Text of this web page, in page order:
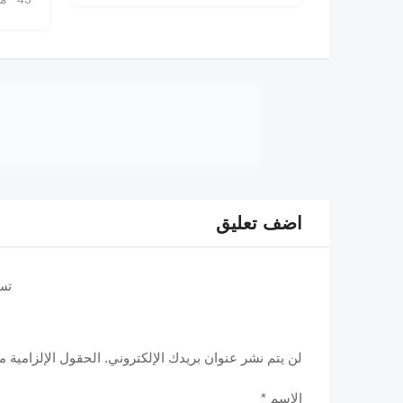
اضف تعليق
لن يتم نشر عنوان بريدك الإلكتروني. الحقول الإلزامية
الاسم *